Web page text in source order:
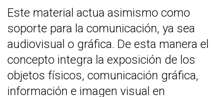
Este material actua asimismo como
soporte para la comunicación, ya sea
audiovisual o gráfica. De esta manera el
concepto integra la exposición de los
objetos físicos, comunicación gráfica,
información e imagen visual en